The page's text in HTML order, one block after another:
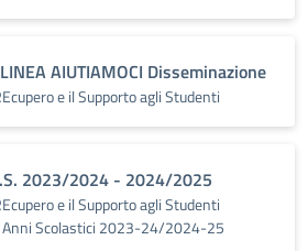
AIUTIAMOCI Disseminazione
e il Supporto agli Studenti
2023/2024 - 2024/2025
e il Supporto agli Studenti
Anni Scolastici 2023-24/2024-25